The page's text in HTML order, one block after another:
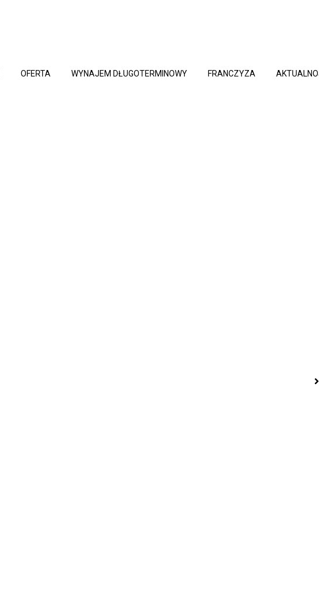
OFERTA WYNAJEM DŁUGOTERMINOWY FRANCZYZA